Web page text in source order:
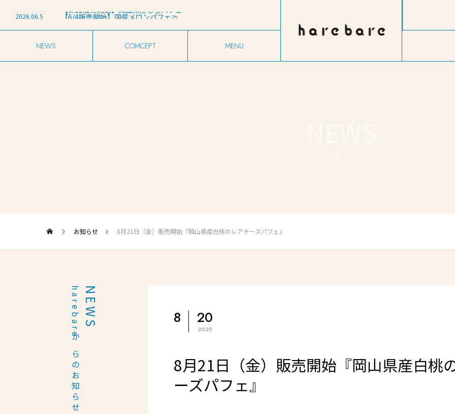
NEWS COMCEPT MENU
2026.06.5 【6/4販売開始】国産メロンパフェ🍈
2026.05.29
2026.04.11 harebareグランドオープンのお知らせ
2026.06.11 【6/12販売開始】岡山県産ももパフェ
お知らせ 8月21日（金）販売開始『岡山県産白桃のレアチーズパフェ』
NEWS
harebareからのお知らせ 8 20
2025
8月21日（金）販売開始『岡山県産白桃
ーズパフェ』